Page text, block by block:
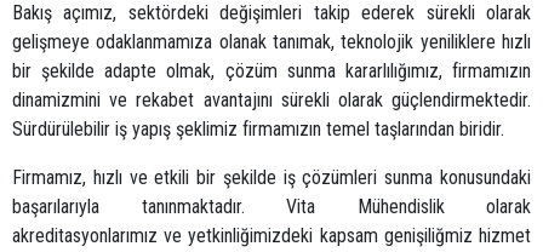
Bakış açımız, sektördeki değişimleri takip ederek sürekli olarak
gelişmeye odaklanmamıza olanak tanımak, teknolojik yeniliklere hızlı
bir şekilde adapte olmak, çözüm sunma kararlılığımız, firmamızın
dinamizmini ve rekabet avantajını sürekli olarak güçlendirmektedir.
Sürdürülebilir iş yapış şeklimiz firmamızın temel taşlarından biridir.
Firmamız, hızlı ve etkili bir şekilde iş çözümleri sunma konusundaki
başarılarıyla tanınmaktadır. Vita Mühendislik olarak
akreditasyonlarımız ve yetkinliğimizdeki kapsam genişiliğmiz hizmet